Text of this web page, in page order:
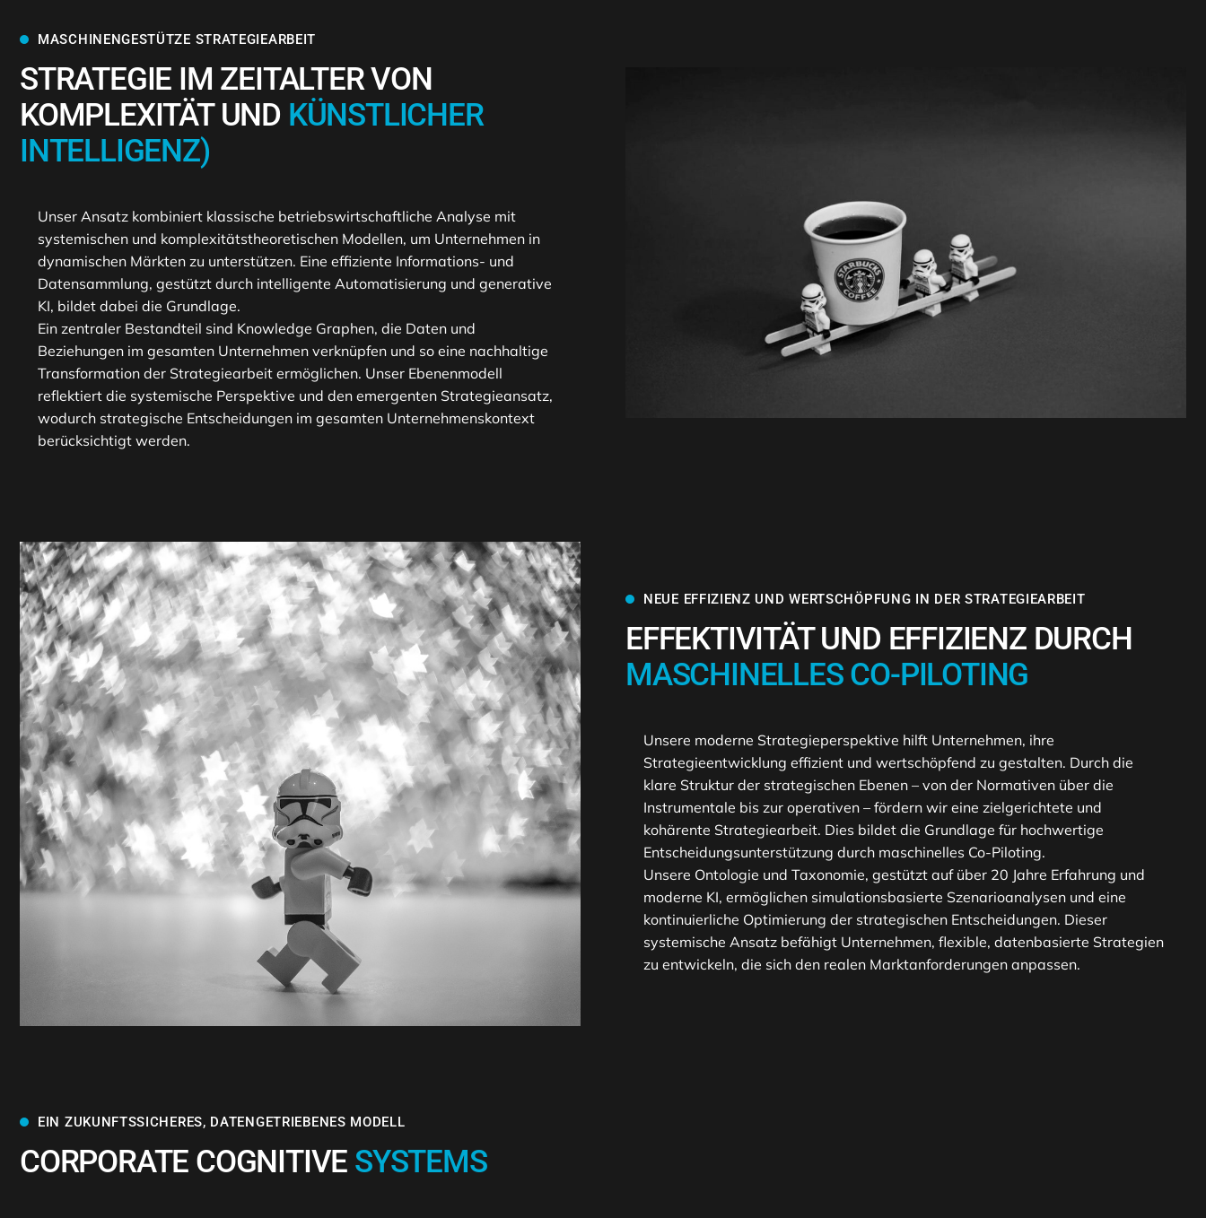
MASCHINENGESTÜTZE STRATEGIEARBEIT
STRATEGIE IM ZEITALTER VON
KOMPLEXITÄT UND KÜNSTLICHER
INTELLIGENZ)
Unser Ansatz kombiniert klassische betriebswirtschaftliche Analyse mit
systemischen und komplexitätstheoretischen Modellen, um Unternehmen in
dynamischen Märkten zu unterstützen. Eine effiziente Informations- und
Datensammlung, gestützt durch intelligente Automatisierung und generative
KI, bildet dabei die Grundlage.
Ein zentraler Bestandteil sind Knowledge Graphen, die Daten und
Beziehungen im gesamten Unternehmen verknüpfen und so eine nachhaltige
Transformation der Strategiearbeit ermöglichen. Unser Ebenenmodell
reflektiert die systemische Perspektive und den emergenten Strategieansatz,
wodurch strategische Entscheidungen im gesamten Unternehmenskontext
berücksichtigt werden.
NEUE EFFIZIENZ UND WERTSCHÖPFUNG IN DER STRATEGIEARBEIT
EFFEKTIVITÄT UND EFFIZIENZ DURCH
MASCHINELLES CO-PILOTING
Unsere moderne Strategieperspektive hilft Unternehmen, ihre
Strategieentwicklung effizient und wertschöpfend zu gestalten. Durch die
klare Struktur der strategischen Ebenen – von der Normativen über die
Instrumentale bis zur operativen – fördern wir eine zielgerichtete und
kohärente Strategiearbeit. Dies bildet die Grundlage für hochwertige
Entscheidungsunterstützung durch maschinelles Co-Piloting.
Unsere Ontologie und Taxonomie, gestützt auf über 20 Jahre Erfahrung und
moderne KI, ermöglichen simulationsbasierte Szenarioanalysen und eine
kontinuierliche Optimierung der strategischen Entscheidungen. Dieser
systemische Ansatz befähigt Unternehmen, flexible, datenbasierte Strategien
zu entwickeln, die sich den realen Marktanforderungen anpassen.
EIN ZUKUNFTSSICHERES, DATENGETRIEBENES MODELL
CORPORATE COGNITIVE SYSTEMS